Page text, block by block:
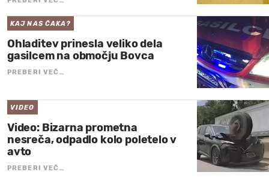
KAJ NAS ČAKA?
Ohladitev prinesla veliko dela
gasilcem na območju Bovca
PREBERI VEČ…
VIDEO
Video: Bizarna prometna
nesreča, odpadlo kolo poletelo v
avto
PREBERI VEČ…